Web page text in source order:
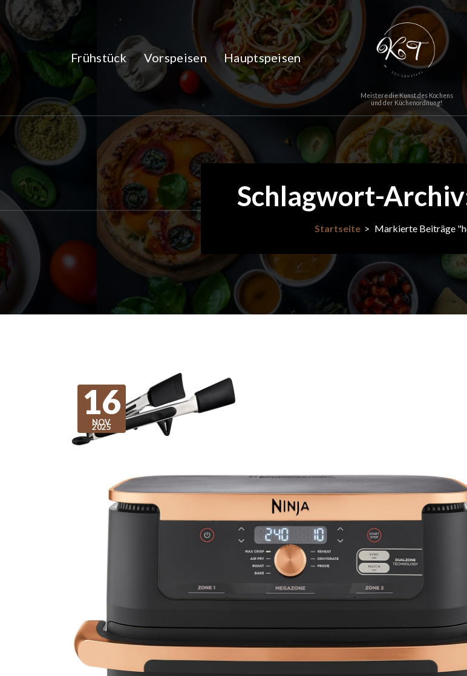
Zum
Inhalt
springen
Frühstück Vorspeisen Hauptspeisen
Meistere die Kunst des Kochens
und der Küchenordnung!
Schlagwort-
Startseite> Markierte Beiträge
16
NOV.
2025